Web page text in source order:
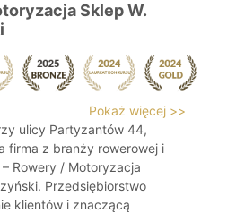
Sklep W.
Pokaż więcej >>
ulicy Partyzantów 44,
firma z branży rowerowej i
Rowery / Motoryzacja
Przedsiębiorstwo
klientów i znaczącą